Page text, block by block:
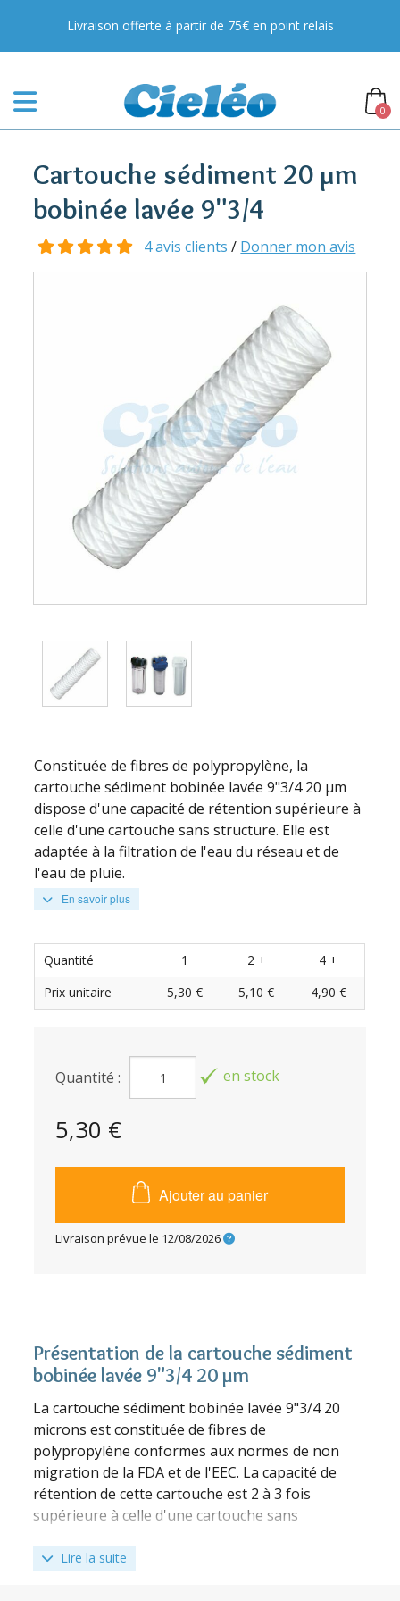
Livraison offerte à partir de 75€ en point relais
0
Cartouche sédiment 20 µm
bobinée lavée 9"3/4
4 avis clients / Donner mon avis
Quantité : en stock
5,30 €
Ajouter au panier
Livraison prévue le 12/08/2026
Constituée de fibres de polypropylène, la
cartouche sédiment bobinée lavée 9"3/4 20 µm
dispose d'une capacité de rétention supérieure à
celle d'une cartouche sans structure. Elle est
adaptée à la filtration de l'eau du réseau et de
l'eau de pluie.
En savoir plus
Quantité 1 2 +
4 +
Prix unitaire
5,30 € 5,10 € 4,90 €
Présentation de la cartouche sédiment
bobinée lavée 9"3/4 20 µm
La cartouche sédiment bobinée lavée 9"3/4 20
microns est constituée de fibres de
polypropylène conformes aux normes de non
migration de la FDA et de l'EEC. La capacité de
rétention de cette cartouche est 2 à 3 fois
supérieure à celle d'une cartouche sans
Adaptée à la filtration de l'eau du réseau et
Lire la suite